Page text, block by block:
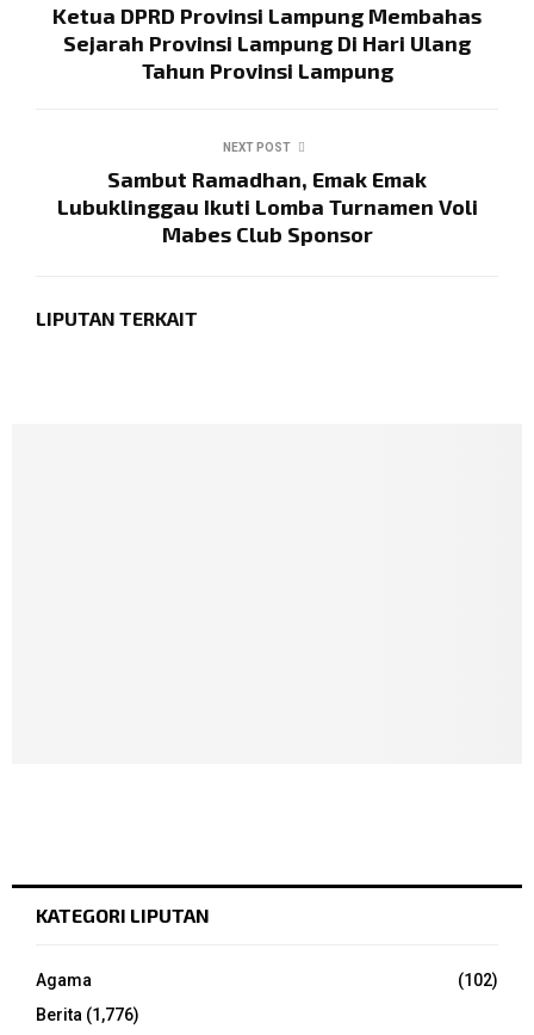
Ketua DPRD Provinsi Lampung Membahas
Sejarah Provinsi Lampung Di Hari Ulang
Tahun Provinsi Lampung
NEXT POST
Sambut Ramadhan, Emak Emak
Lubuklinggau Ikuti Lomba Turnamen Voli
Mabes Club Sponsor
LIPUTAN TERKAIT
KATEGORI LIPUTAN
Agama
(102)
Berita (1,776)